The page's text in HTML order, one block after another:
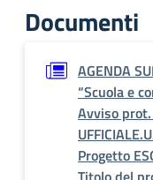
Documenti
AGENDA
“Scuola e
Avviso prot.
Progetto